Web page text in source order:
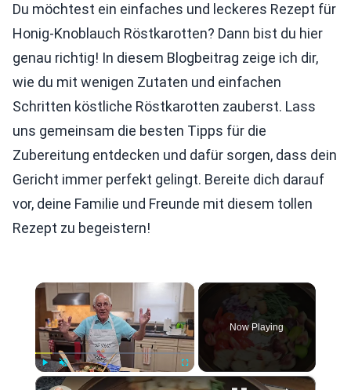
Du möchtest ein einfaches und leckeres Rezept für
Honig-Knoblauch Röstkarotten? Dann bist du hier
genau richtig! In diesem Blogbeitrag zeige ich dir,
wie du mit wenigen Zutaten und einfachen
Schritten köstliche Röstkarotten zauberst. Lass
uns gemeinsam die besten Tipps für die
Zubereitung entdecken und dafür sorgen, dass dein
Gericht immer perfekt gelingt. Bereite dich darauf
vor, deine Familie und Freunde mit diesem tollen
Rezept zu begeistern!
×
Play Unmute Fullscreen
Now Playing
×